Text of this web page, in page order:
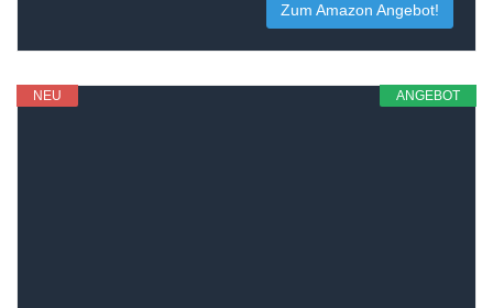
Zum Amazon Angebot!
ANGEBOT
NEU